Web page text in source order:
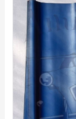
la
galerie
d’images